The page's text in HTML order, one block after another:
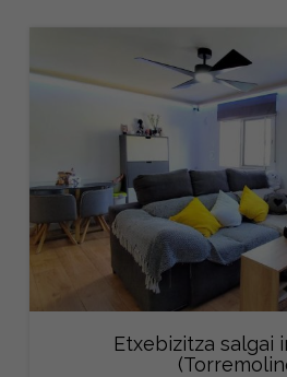
Etxebizitza salgai